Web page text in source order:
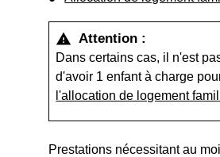
warning Attention :
Dans certains cas, il n'est
d'avoir 1 enfant à charge
l'allocation de logement
Prestations nécessitant au